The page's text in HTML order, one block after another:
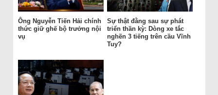
Ông Nguyễn Tiến Hải chính
thức giữ ghế bộ trưởng nội
vụ
Sự thật đằng sau sự phát
triển thần kỳ: Dòng xe tắc
nghẽn 3 tiếng trên cầu Vĩnh
Tuy?